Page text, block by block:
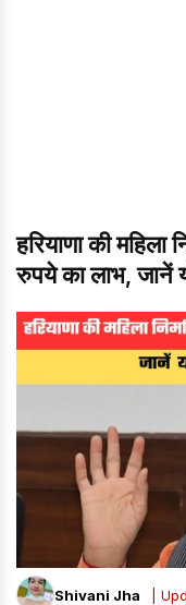
हरियाणा की महिला
रुपये का लाभ, जानें
Shivani Jha |